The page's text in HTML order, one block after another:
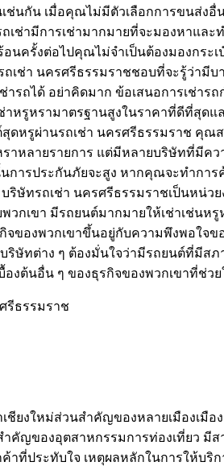
ช่นกัน เมื่อคุณไม่มีตัวเลือกการขนส่ง
มีการเช่ามากมายที่จะมองหาและ
รั้งต่อไปคุณไม่จำเป็นต้องมองกระ
เช่า นครศรีธรรมราชชอบที่จะรู้ว่า
รถได้ อย่าคิดมาก ข้อเสนอการเช่
รูหรามาตรฐานสูงในราคาที่ดีที่สุด
หรูผ่านรถเช่า นครศรีธรรมราช คุ
หลายรายการ แต่มีหลายบริษัทที่มีค
การประกันภัยจะสูง หากคุณจะทำก
ทรถเช่า นครศรีธรรมราชเป็นหน่ว
กเขา มีรถยนต์มากมายให้เช่าเช่น
ของพวกเขาขึ้นอยู่กับความพึงพอใจ
ษัทต่าง ๆ ต้องมั่นใจว่ามีรถยนต์ที่มีส
ต้นอื่น ๆ ของธุรกิจของพวกเขาที่ช่ว
รีธรรมราช
ยงใหม่ส่วนสำคัญของหลายเมืองเมื
ญของอุตสาหกรรมการท่องเที่ยว มีส
าที่ประทับใจ เหตุผลหลักในการให้บ